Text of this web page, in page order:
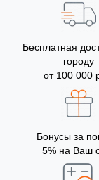
Бесплатная
городу
от 100 000
Бонусы за
5% на Ваш